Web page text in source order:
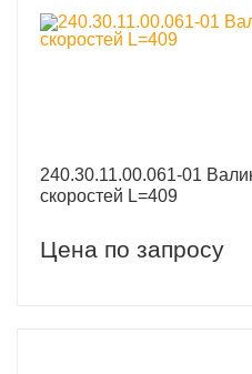
240.30.11.00.061-01
скоростей L=409
Цена по запросу